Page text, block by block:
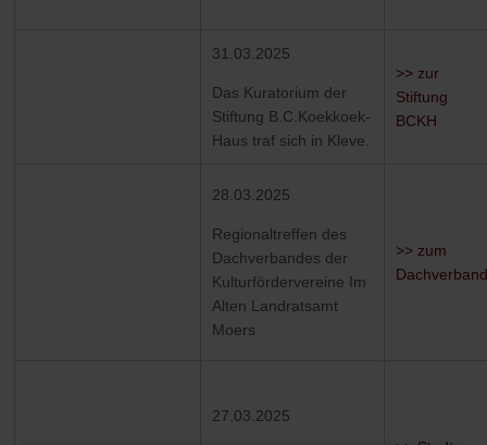
31.03.2025
Das Kuratorium der
Stiftung B.C.Koekkoek-
Haus traf sich in Kleve.
>> zur
Stiftung
BCKH
28.03.2025
Regionaltreffen des
Dachverbandes der
Kulturfördervereine Im
Alten Landratsamt
Moers
>> zum
27.03.2025